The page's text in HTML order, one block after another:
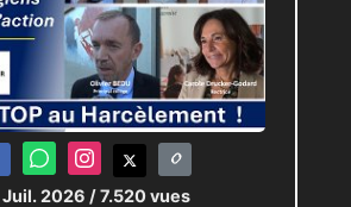
Pierric-Jöel LOUBAT
Antoine RODRIGUEZ
Juil. 2026 / 7.520 vues